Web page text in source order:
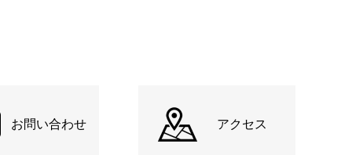
お問い合わせ アクセス